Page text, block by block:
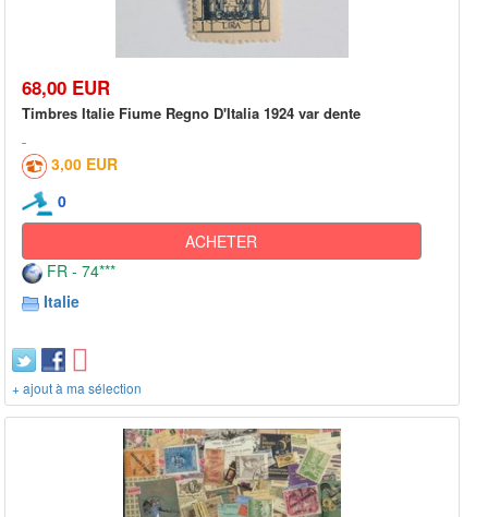
68,00 EUR
Timbres Italie Fiume Regno D'Italia 1924 var dente
3,00 EUR
0
ACHETER
FR - 74***
Italie
+ ajout à ma sélection